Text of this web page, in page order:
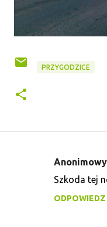
PRZYGODZICE
Anonimowy
Szkoda tej
ODPOWIEDZ